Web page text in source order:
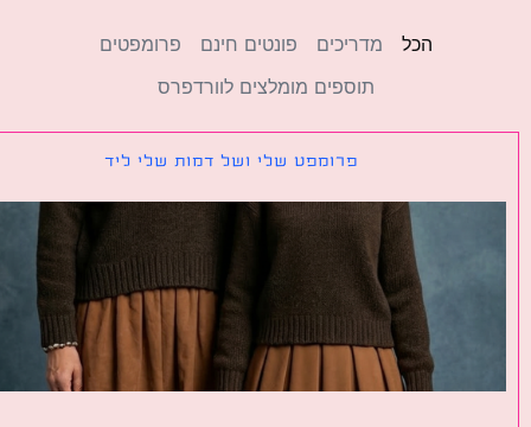
מדריכים פונטים חינם
פרומפטים
תוספים מומלצים לוורדפרס
פרומפט שלי ושל דמות שלי ליד